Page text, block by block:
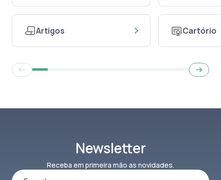
Artigos Cartório
Newsletter
Receba em primeira mão as novidades.